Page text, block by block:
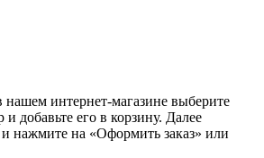
нашем интернет-магазине выберите
добавьте его в корзину. Далее
нажмите на «Оформить заказ» или